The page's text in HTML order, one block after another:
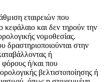
εταιρειών που
κεφάλαιο και δεν τηρούν την
νομοθεσίας.
δραστηριοποιούνται στην
ή
φόρους ή/και που
βελτιστοποίησης ή